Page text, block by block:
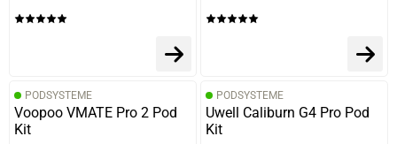
PODSYSTEME
Voopoo VMATE Pro 2 Pod
Kit
PODSYSTEME
Uwell Caliburn G4 Pro Pod
Kit